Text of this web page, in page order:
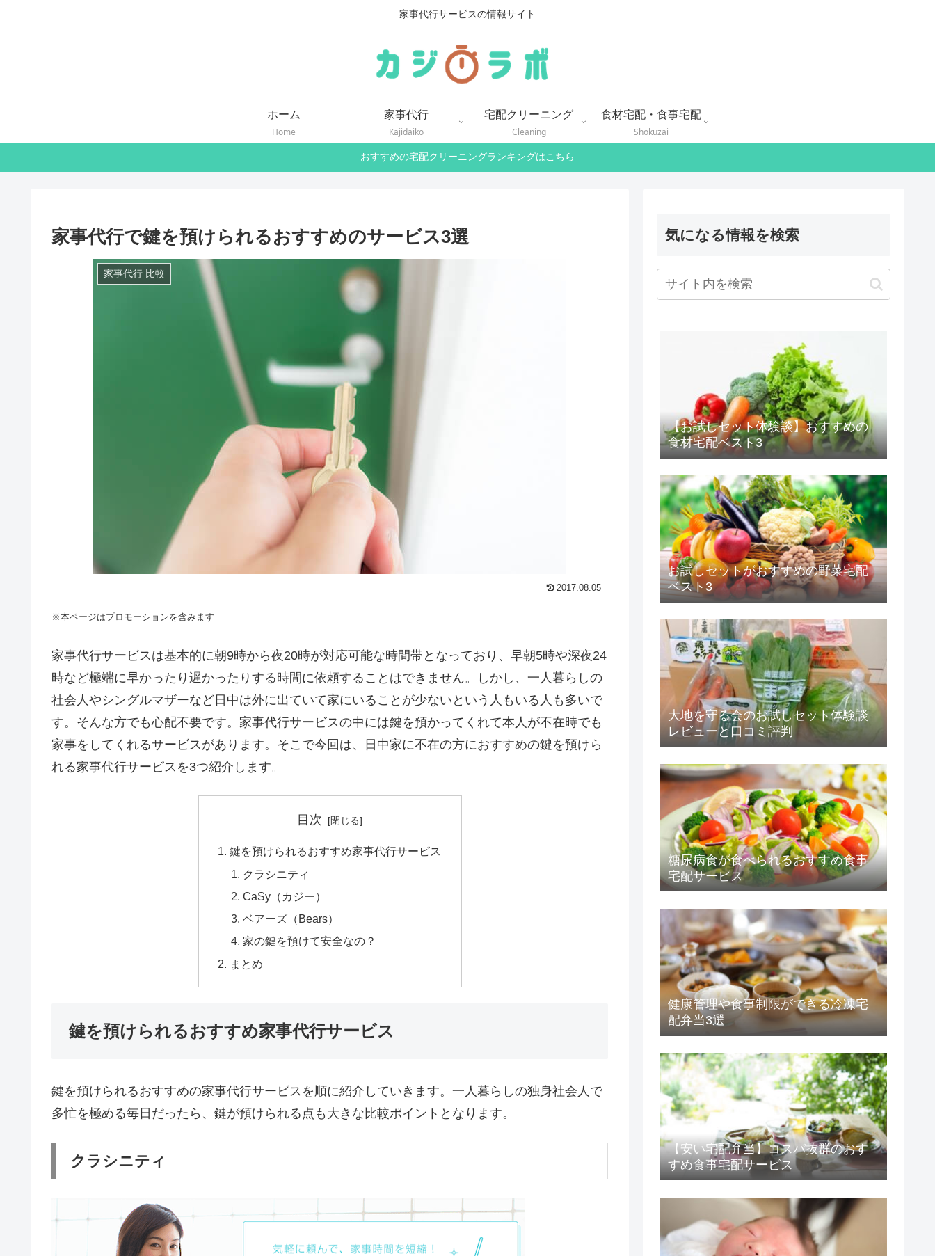
家事代行サービスの情報サイト
ホーム
Home
家事代行
Kajidaiko
宅配クリーニング
Cleaning
食材宅配・食事宅配
Shokuzai
おすすめの宅配クリーニングランキングはこちら
家事代行で鍵を預けられるおすすめのサービス3選
家事代行 比較
2017.08.05
※本ページはプロモーションを含みます
家事代行サービスは基本的に朝9時から夜20時が対応可能な時間帯となっており、早朝5時や深夜24
時など極端に早かったり遅かったりする時間に依頼することはできません。しかし、一人暮らしの
社会人やシングルマザーなど日中は外に出ていて家にいることが少ないという人もいる人も多いで
す。そんな方でも心配不要です。家事代行サービスの中には鍵を預かってくれて本人が不在時でも
家事をしてくれるサービスがあります。そこで今回は、日中家に不在の方におすすめの鍵を預けら
れる家事代行サービスを3つ紹介します。
目次
鍵を預けられるおすすめ家事代行サービス
クラシニティ
CaSy（カジー）
ベアーズ（Bears）
家の鍵を預けて安全なの？
まとめ
鍵を預けられるおすすめ家事代行サービス
鍵を預けられるおすすめの家事代行サービスを順に紹介していきます。一人暮らしの独身社会人で
多忙を極める毎日だったら、鍵が預けられる点も大きな比較ポイントとなります。
クラシニティ
気になる情報を検索
【お試しセット体験談】おすすめの
食材宅配ベスト3
お試しセットがおすすめの野菜宅配
ベスト3
大地を守る会のお試しセット体験談
レビューと口コミ評判
糖尿病食が食べられるおすすめ食事
宅配サービス
健康管理や食事制限ができる冷凍宅
配弁当3選
【安い宅配弁当】コスパ抜群のおす
すめ食事宅配サービス